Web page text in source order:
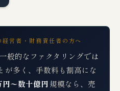
営者・財務責任者の方へ
般的なファクタリングでは
が多く、手数料も割高にな
〜数十億円規模なら、売